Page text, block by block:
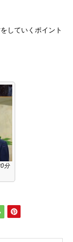
していくポイント
分